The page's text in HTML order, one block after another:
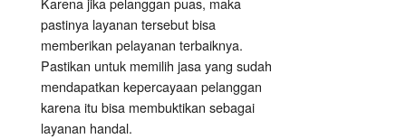
pastinya layanan tersebut bisa
memberikan pelayanan terbaiknya.
Pastikan untuk memilih jasa yang sudah
mendapatkan kepercayaan pelanggan
karena itu bisa membuktikan sebagai
layanan handal.